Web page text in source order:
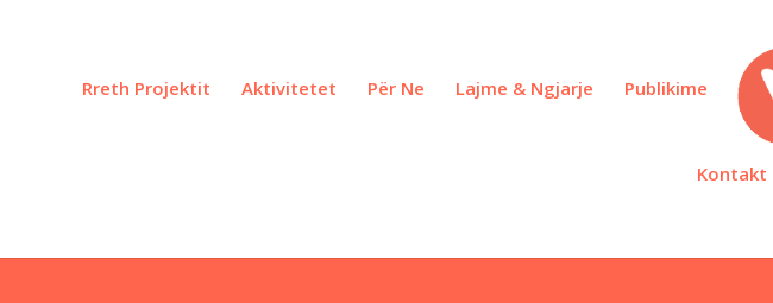
Rreth Projektit Aktivitetet Për Ne Lajme & Ngjarje Publikime
Kontakt